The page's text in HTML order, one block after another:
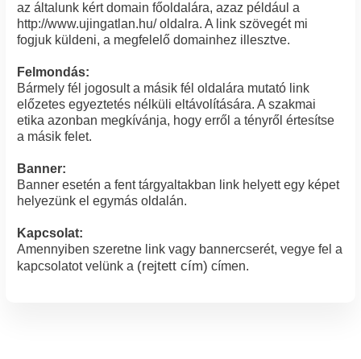
az általunk kért domain főoldalára, azaz például a
http://www.ujingatlan.hu/ oldalra. A link szövegét mi
fogjuk küldeni, a megfelelő domainhez illesztve.
Felmondás:
Bármely fél jogosult a másik fél oldalára mutató link
előzetes egyeztetés nélküli eltávolítására. A szakmai
etika azonban megkívánja, hogy erről a tényről értesítse
a másik felet.
Banner:
Banner esetén a fent tárgyaltakban link helyett egy képet
helyezünk el egymás oldalán.
Kapcsolat:
Amennyiben szeretne link vagy bannercserét, vegye fel a
kapcsolatot velünk a (rejtett cím) címen.